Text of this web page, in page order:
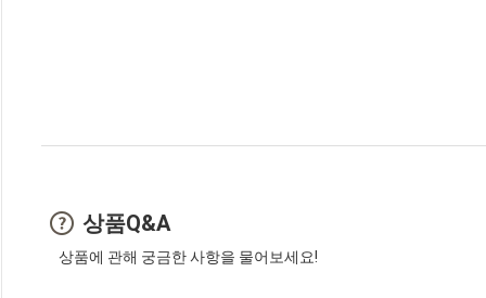
상품Q&A
상품에 관해 궁금한 사항을 물어보세요!